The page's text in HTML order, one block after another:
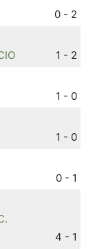
0 - 2
1 - 2
1 - 0
1 - 0
0 - 1
4 - 1